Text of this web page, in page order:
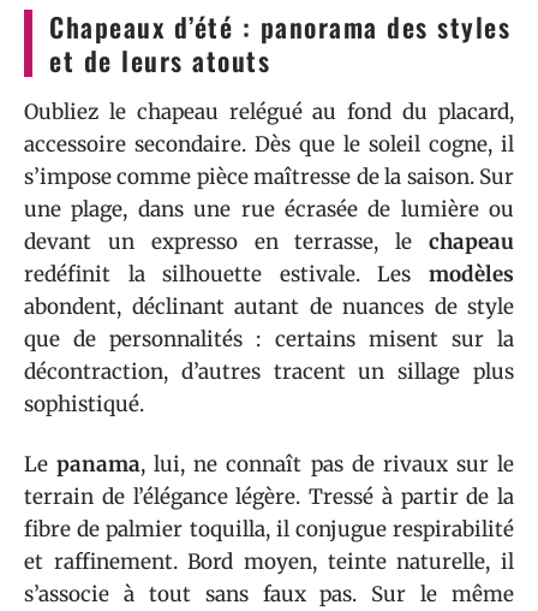
Chapeaux d’été : panorama des styles
et de leurs atouts
Oubliez le chapeau relégué au fond du placard,
accessoire secondaire. Dès que le soleil cogne, il
s’impose comme pièce maîtresse de la saison. Sur
une plage, dans une rue écrasée de lumière ou
devant un expresso en terrasse, le chapeau
redéfinit la silhouette estivale. Les modèles
abondent, déclinant autant de nuances de style
que de personnalités : certains misent sur la
décontraction, d’autres tracent un sillage plus
sophistiqué.
Lepanama, lui, ne connaît pas de rivaux sur le
terrain de l’élégance légère. Tressé à partir de la
fibre de palmier toquilla, il conjugue respirabilité
et raffinement. Bord moyen, teinte naturelle, il
s’associe à tout sans faux pas. Sur le même